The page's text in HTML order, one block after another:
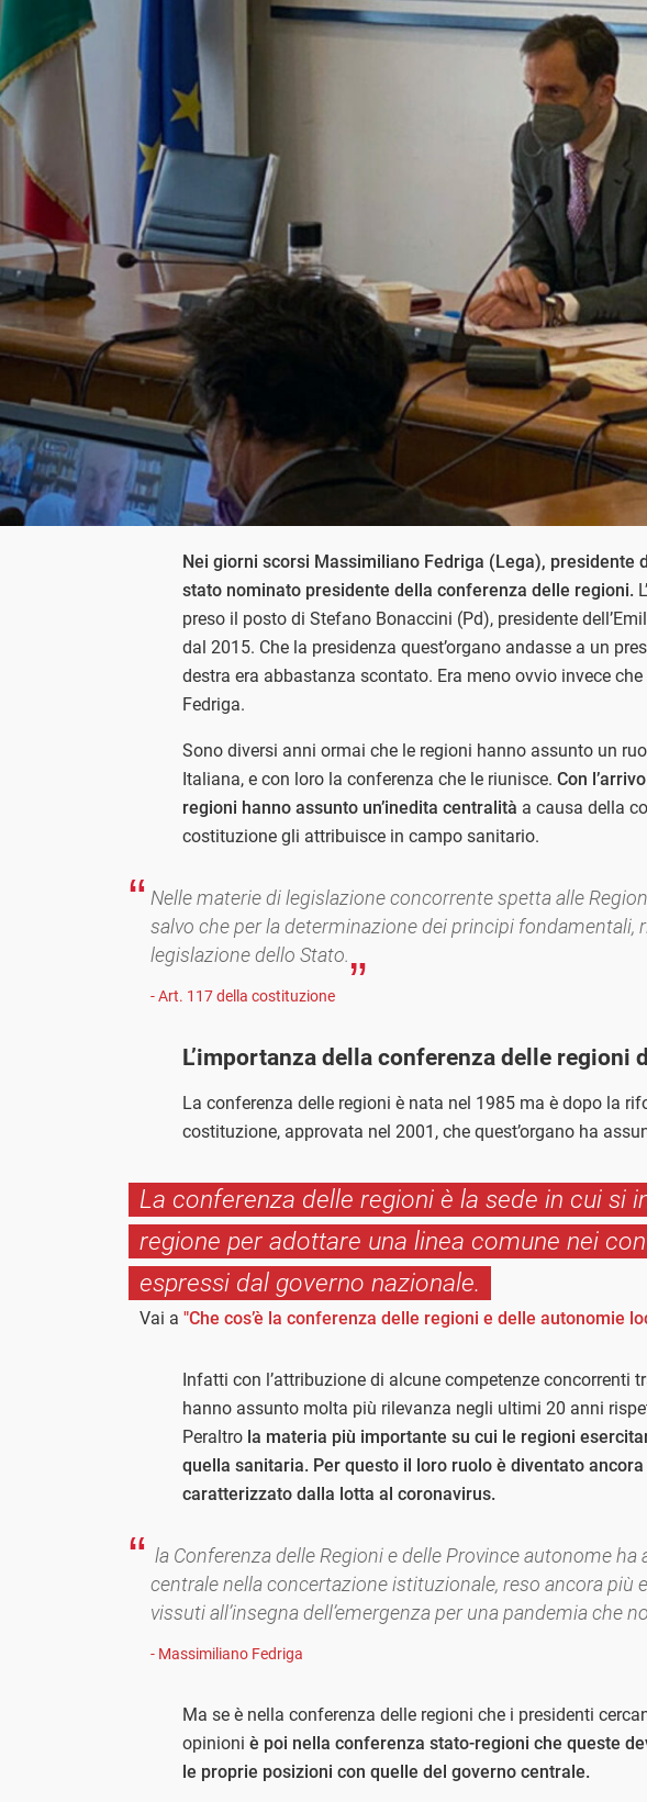
Nei giorni scorsi Massimiliano Fedriga (Lega), presidente
stato nominato presidente della conferenza delle regioni.
preso il posto di Stefano Bonaccini (Pd), presidente
dal 2015. Che la presidenza quest’organo andasse a un
destra era abbastanza scontato. Era meno ovvio invece
Fedriga.
Sono diversi anni ormai che le regioni hanno assunto un
Italiana, e con loro la conferenza che le riunisce. Con
regioni hanno assunto un’inedita centralità a causa della
costituzione gli attribuisce in campo sanitario.
Nelle materie di legislazione concorrente spetta alle
salvo che per la determinazione dei principi fondamentali,
legislazione dello Stato.
- Art. 117 della costituzione
L’importanza della conferenza delle regioni
La conferenza delle regioni è nata nel 1985 ma è dopo la
costituzione, approvata nel 2001, che quest’organo ha
La conferenza delle regioni è la sede in cui si
regione per adottare una linea comune nei
espressi dal governo nazionale.
Vai a "Che cos’è la conferenza delle regioni e delle autonomie
Infatti con l’attribuzione di alcune competenze concorrenti
hanno assunto molta più rilevanza negli ultimi 20 anni
Peraltro la materia più importante su cui le regioni
quella sanitaria. Per questo il loro ruolo è diventato
caratterizzato dalla lotta al coronavirus.
la Conferenza delle Regioni e delle Province autonome
centrale nella concertazione istituzionale, reso ancora più
vissuti all’insegna dell’emergenza per una pandemia che
- Massimiliano Fedriga
Ma se è nella conferenza delle regioni che i presidenti
opinioni è poi nella conferenza stato-regioni che queste
le proprie posizioni con quelle del governo centrale.